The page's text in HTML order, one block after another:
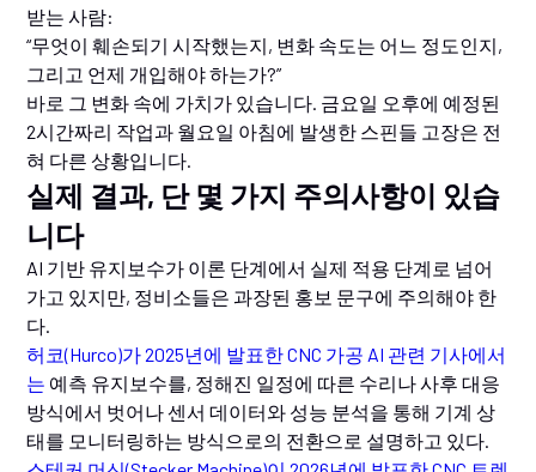
받는 사람:
“무엇이 훼손되기 시작했는지, 변화 속도는 어느 정도인지,
그리고 언제 개입해야 하는가?”
바로 그 변화 속에 가치가 있습니다. 금요일 오후에 예정된
2시간짜리 작업과 월요일 아침에 발생한 스핀들 고장은 전
혀 다른 상황입니다.
실제 결과, 단 몇 가지 주의사항이 있습
니다
AI 기반 유지보수가 이론 단계에서 실제 적용 단계로 넘어
가고 있지만, 정비소들은 과장된 홍보 문구에 주의해야 한
다.
허코(Hurco)가 2025년에 발표한 CNC 가공 AI 관련 기사에서
는 예측 유지보수를, 정해진 일정에 따른 수리나 사후 대응
방식에서 벗어나 센서 데이터와 성능 분석을 통해 기계 상
태를 모니터링하는 방식으로의 전환으로 설명하고 있다.